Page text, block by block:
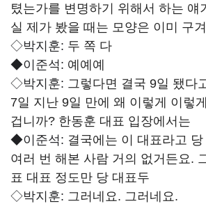
텼는가를 변명하기 위해서 하는 얘
실 제가 봤을 때는 모양은 이미 구
◇박지훈: 두 쪽 다
◆이준석: 예예예
◇박지훈: 그렇다면 결국 9일 됐다
7일 지난 9일 만에 왜 이렇게 이렇
겁니까? 한동훈 대표 입장에서는
◆이준석: 결국에는 이 대표라고
여러 번 해본 사람 거의 없거든요.
표 대표 정도만 당 대표두
◇박지훈: 그러네요. 그러네요.